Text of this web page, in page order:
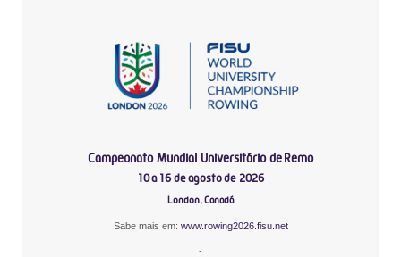
-
Campeonato Mundial Universitário de Remo
10 a 16 de agosto de 2026
London, Canadá
Sabe mais em: www.rowing2026.fisu.net
-